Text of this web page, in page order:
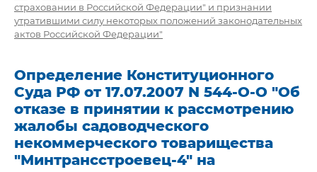
страховании в Российской Федерации" и признании
утратившими силу некоторых положений законодательных
актов Российской Федерации"
Определение Конституционного
Суда РФ от 17.07.2007 N 544-О-О "Об
отказе в принятии к рассмотрению
жалобы садоводческого
некоммерческого товарищества
"Минтрансстроевец-4" на